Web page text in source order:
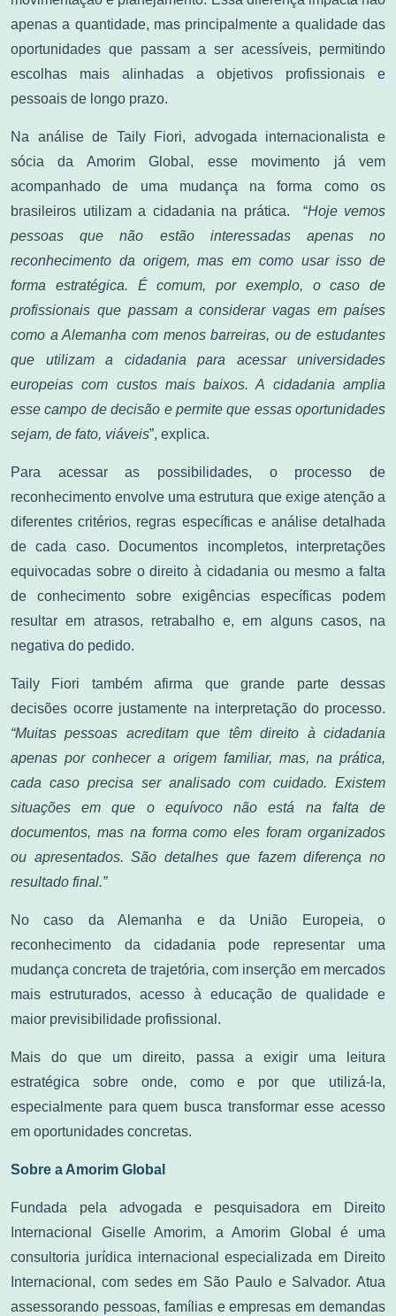
apenas a quantidade, mas principalmente a qualidade das
oportunidades que passam a ser acessíveis, permitindo
escolhas mais alinhadas a objetivos profissionais e
pessoais de longo prazo.
Na análise de Taily Fiori, advogada internacionalista e
sócia da Amorim Global, esse movimento já vem
acompanhado de uma mudança na forma como os
brasileiros utilizam a cidadania na prática. “Hoje vemos
pessoas que não estão interessadas apenas no
reconhecimento da origem, mas em como usar isso de
forma estratégica. É comum, por exemplo, o caso de
profissionais que passam a considerar vagas em países
como a Alemanha com menos barreiras, ou de estudantes
que utilizam a cidadania para acessar universidades
europeias com custos mais baixos. A cidadania amplia
esse campo de decisão e permite que essas oportunidades
sejam, de fato, viáveis”, explica.
Para acessar as possibilidades, o processo de
reconhecimento envolve uma estrutura que exige atenção a
diferentes critérios, regras específicas e análise detalhada
de cada caso. Documentos incompletos, interpretações
equivocadas sobre o direito à cidadania ou mesmo a falta
de conhecimento sobre exigências específicas podem
resultar em atrasos, retrabalho e, em alguns casos, na
negativa do pedido.
Taily Fiori também afirma que grande parte dessas
decisões ocorre justamente na interpretação do processo.
“Muitas pessoas acreditam que têm direito à cidadania
apenas por conhecer a origem familiar, mas, na prática,
cada caso precisa ser analisado com cuidado. Existem
situações em que o equívoco não está na falta de
documentos, mas na forma como eles foram organizados
ou apresentados. São detalhes que fazem diferença no
resultado final.”
No caso da Alemanha e da União Europeia, o
reconhecimento da cidadania pode representar uma
mudança concreta de trajetória, com inserção em mercados
mais estruturados, acesso à educação de qualidade e
maior previsibilidade profissional.
Mais do que um direito, passa a exigir uma leitura
estratégica sobre onde, como e por que utilizá-la,
especialmente para quem busca transformar esse acesso
em oportunidades concretas.
Sobre a Amorim Global
Fundada pela advogada e pesquisadora em Direito
Internacional Giselle Amorim, a Amorim Global é uma
consultoria jurídica internacional especializada em Direito
Internacional, com sedes em São Paulo e Salvador. Atua
assessorando pessoas, famílias e empresas em demandas